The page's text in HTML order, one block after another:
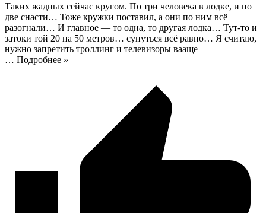
Таких жадных сейчас кругом. По три человека в лодке, и по
две снасти… Тоже кружки поставил, а они по ним всё
разогнали… И главное — то одна, то другая лодка… Тут-то и
затоки той 20 на 50 метров… сунуться всё равно… Я считаю,
нужно запретить троллинг и телевизоры вааще —
… Подробнее »